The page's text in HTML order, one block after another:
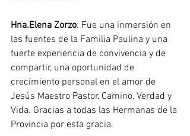
Hna.Elena Zorzo: Fue una inmersión en
las fuentes de la Familia Paulina y una
fuerte experiencia de convivencia y de
compartir, una oportunidad de
crecimiento personal en el amor de
Jesús Maestro Pastor, Camino, Verdad y
Vida. Gracias a todas las Hermanas de la
Provincia por esta gracia.